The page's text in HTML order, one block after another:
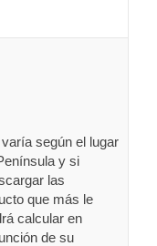
según el lugar
y si
las
que más le
calcular en
de su